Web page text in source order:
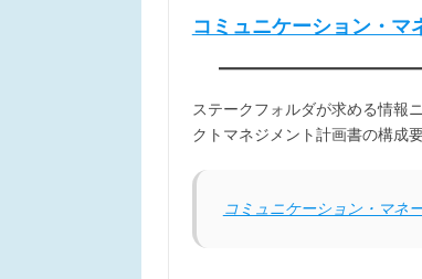
コミュニケーション・マ
ステークフォルダが求める情報
クトマネジメント計画書の構成要
コミュニケーション・マネ